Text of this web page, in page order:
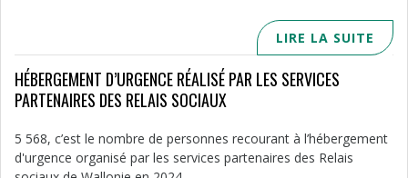
LIRE LA SUITE
HÉBERGEMENT D’URGENCE RÉALISÉ PAR LES SERVICES
PARTENAIRES DES RELAIS SOCIAUX
5 568, c’est le nombre de personnes recourant à l’hébergement
d'urgence organisé par les services partenaires des Relais